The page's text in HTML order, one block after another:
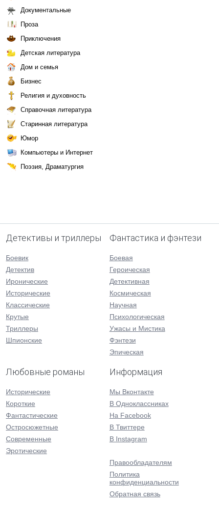
Документальные
Проза
Приключения
Детская литература
Дом и семья
Бизнес
Религия и духовность
Справочная литература
Старинная литература
Юмор
Компьютеры и Интернет
Поэзия, Драматургия
Детективы и триллеры
Боевик
Детектив
Иронические
Исторические
Классические
Крутые
Триллеры
Шпионские
Фантастика и фэнтези
Боевая
Героическая
Детективная
Космическая
Научная
Психологическая
Ужасы и Мистика
Фэнтези
Эпическая
Любовные романы
Исторические
Короткие
Фантастические
Остросюжетные
Современные
Эротические
Информация
Мы Вконтакте
В Одноклассниках
На Facebook
В Твиттере
В Instagram
Правообладателям
Политика
конфиденциальности
Обратная связь